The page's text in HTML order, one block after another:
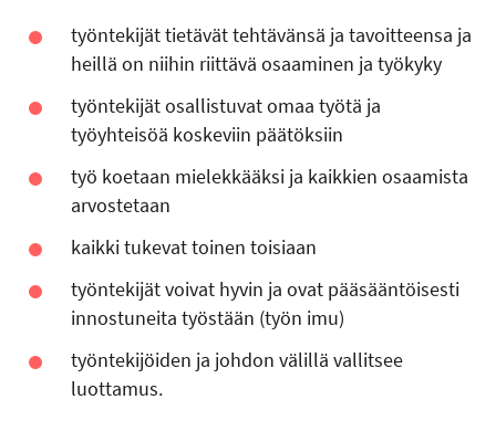
työntekijät tietävät tehtävänsä ja tavoitteensa ja
heillä on niihin riittävä osaaminen ja työkyky
työntekijät osallistuvat omaa työtä ja
työyhteisöä koskeviin päätöksiin
työ koetaan mielekkääksi ja kaikkien osaamista
arvostetaan
kaikki tukevat toinen toisiaan
työntekijät voivat hyvin ja ovat pääsääntöisesti
innostuneita työstään (työn imu)
työntekijöiden ja johdon välillä vallitsee
luottamus.